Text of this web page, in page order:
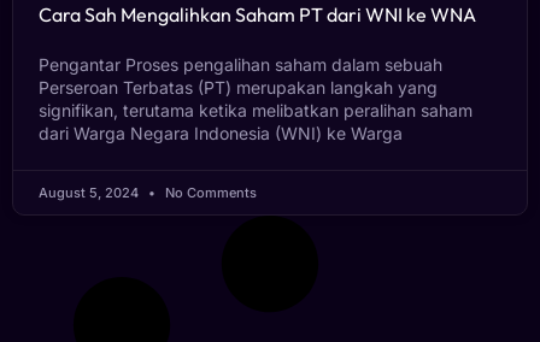
Cara Sah Mengalihkan Saham PT dari WNI ke WNA
Pengantar Proses pengalihan saham dalam sebuah
Perseroan Terbatas (PT) merupakan langkah yang
signifikan, terutama ketika melibatkan peralihan saham
dari Warga Negara Indonesia (WNI) ke Warga
August 5, 2024 No Comments